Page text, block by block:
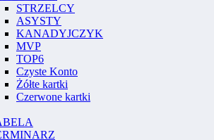
STRZELCY
ASYSTY
KANADYJCZYK
MVP
TOP6
Czyste Konto
Żółte kartki
Czerwone kartki